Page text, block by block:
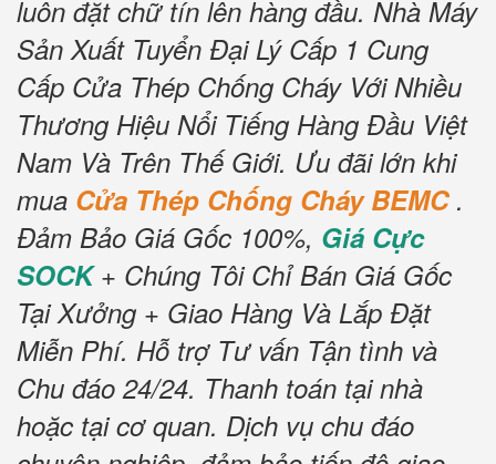
luôn đặt chữ tín lên hàng đầu. Nhà Máy
Sản Xuất Tuyển Đại Lý Cấp 1 Cung
Cấp Cửa Thép Chống Cháy Với Nhiều
Thương Hiệu Nổi Tiếng Hàng Đầu Việt
Nam Và Trên Thế Giới. Ưu đãi lớn khi
mua Cửa Thép Chống Cháy BEMC .
Đảm Bảo Giá Gốc 100%, Giá Cực
SOCK+ Chúng Tôi Chỉ Bán Giá Gốc
Tại Xưởng + Giao Hàng Và Lắp Đặt
Miễn Phí. Hỗ trợ Tư vấn Tận tình và
Chu đáo 24/24. Thanh toán tại nhà
hoặc tại cơ quan. Dịch vụ chu đáo